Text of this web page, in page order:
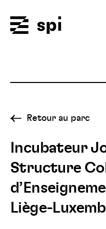
Retour au parc
Incubateur
Structure
Liège-